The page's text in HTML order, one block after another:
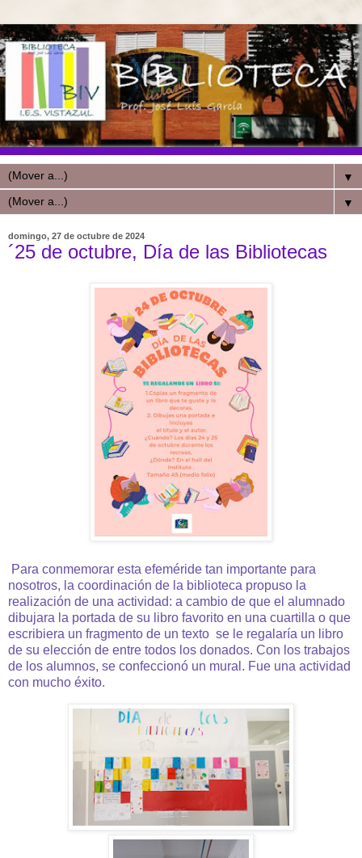
▼
▼
domingo, 27 de octubre de 2024
´25 de octubre, Día de las Bibliotecas
Para conmemorar esta efeméride tan importante para
nosotros, la coordinación de la biblioteca propuso la
realización de una actividad: a cambio de que el alumnado
dibujara la portada de su libro favorito en una cuartilla o que
escribiera un fragmento de un texto se le regalaría un libro
de su elección de entre todos los donados. Con los trabajos
de los alumnos, se confeccionó un mural. Fue una actividad
con mucho éxito.